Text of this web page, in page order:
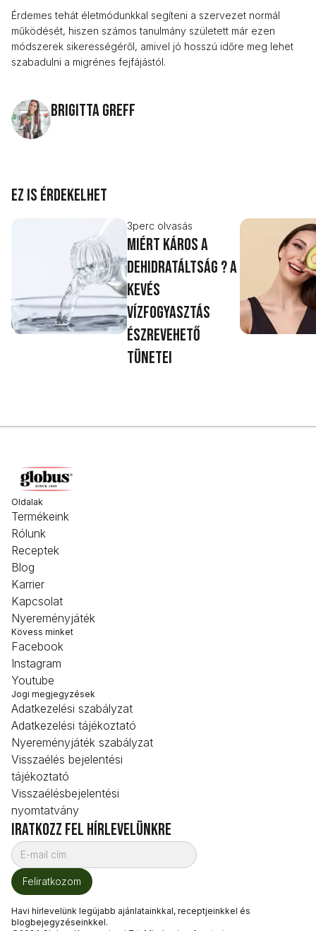
Érdemes tehát életmódunkkal segíteni a szervezet normál
működését, hiszen számos tanulmány született már ezen
módszerek sikerességéről, amivel jó hosszú időre meg lehet
szabadulni a migrénes fejfájástól.
Brigitta Greff
Ez is érdekelhet
3perc olvasás
Miért káros a
dehidratáltság ? A
kevés
vízfogyasztás
észrevehető
tünetei
Oldalak
Termékeink
Rólunk
Receptek
Blog
Karrier
Kapcsolat
Nyereményjáték
Kövess minket
Facebook
Instagram
Youtube
Jogi megjegyzések
Adatkezelési szabályzat
Adatkezelési tájékoztató
Nyereményjáték szabályzat
Visszaélés bejelentési
tájékoztató
Visszaélésbejelentési
nyomtatvány
iratkozz fel hírlevelünkre
Havi hírlevelünk legújabb ajánlatainkkal, receptjeinkkel és
blogbejegyzéseinkkel.